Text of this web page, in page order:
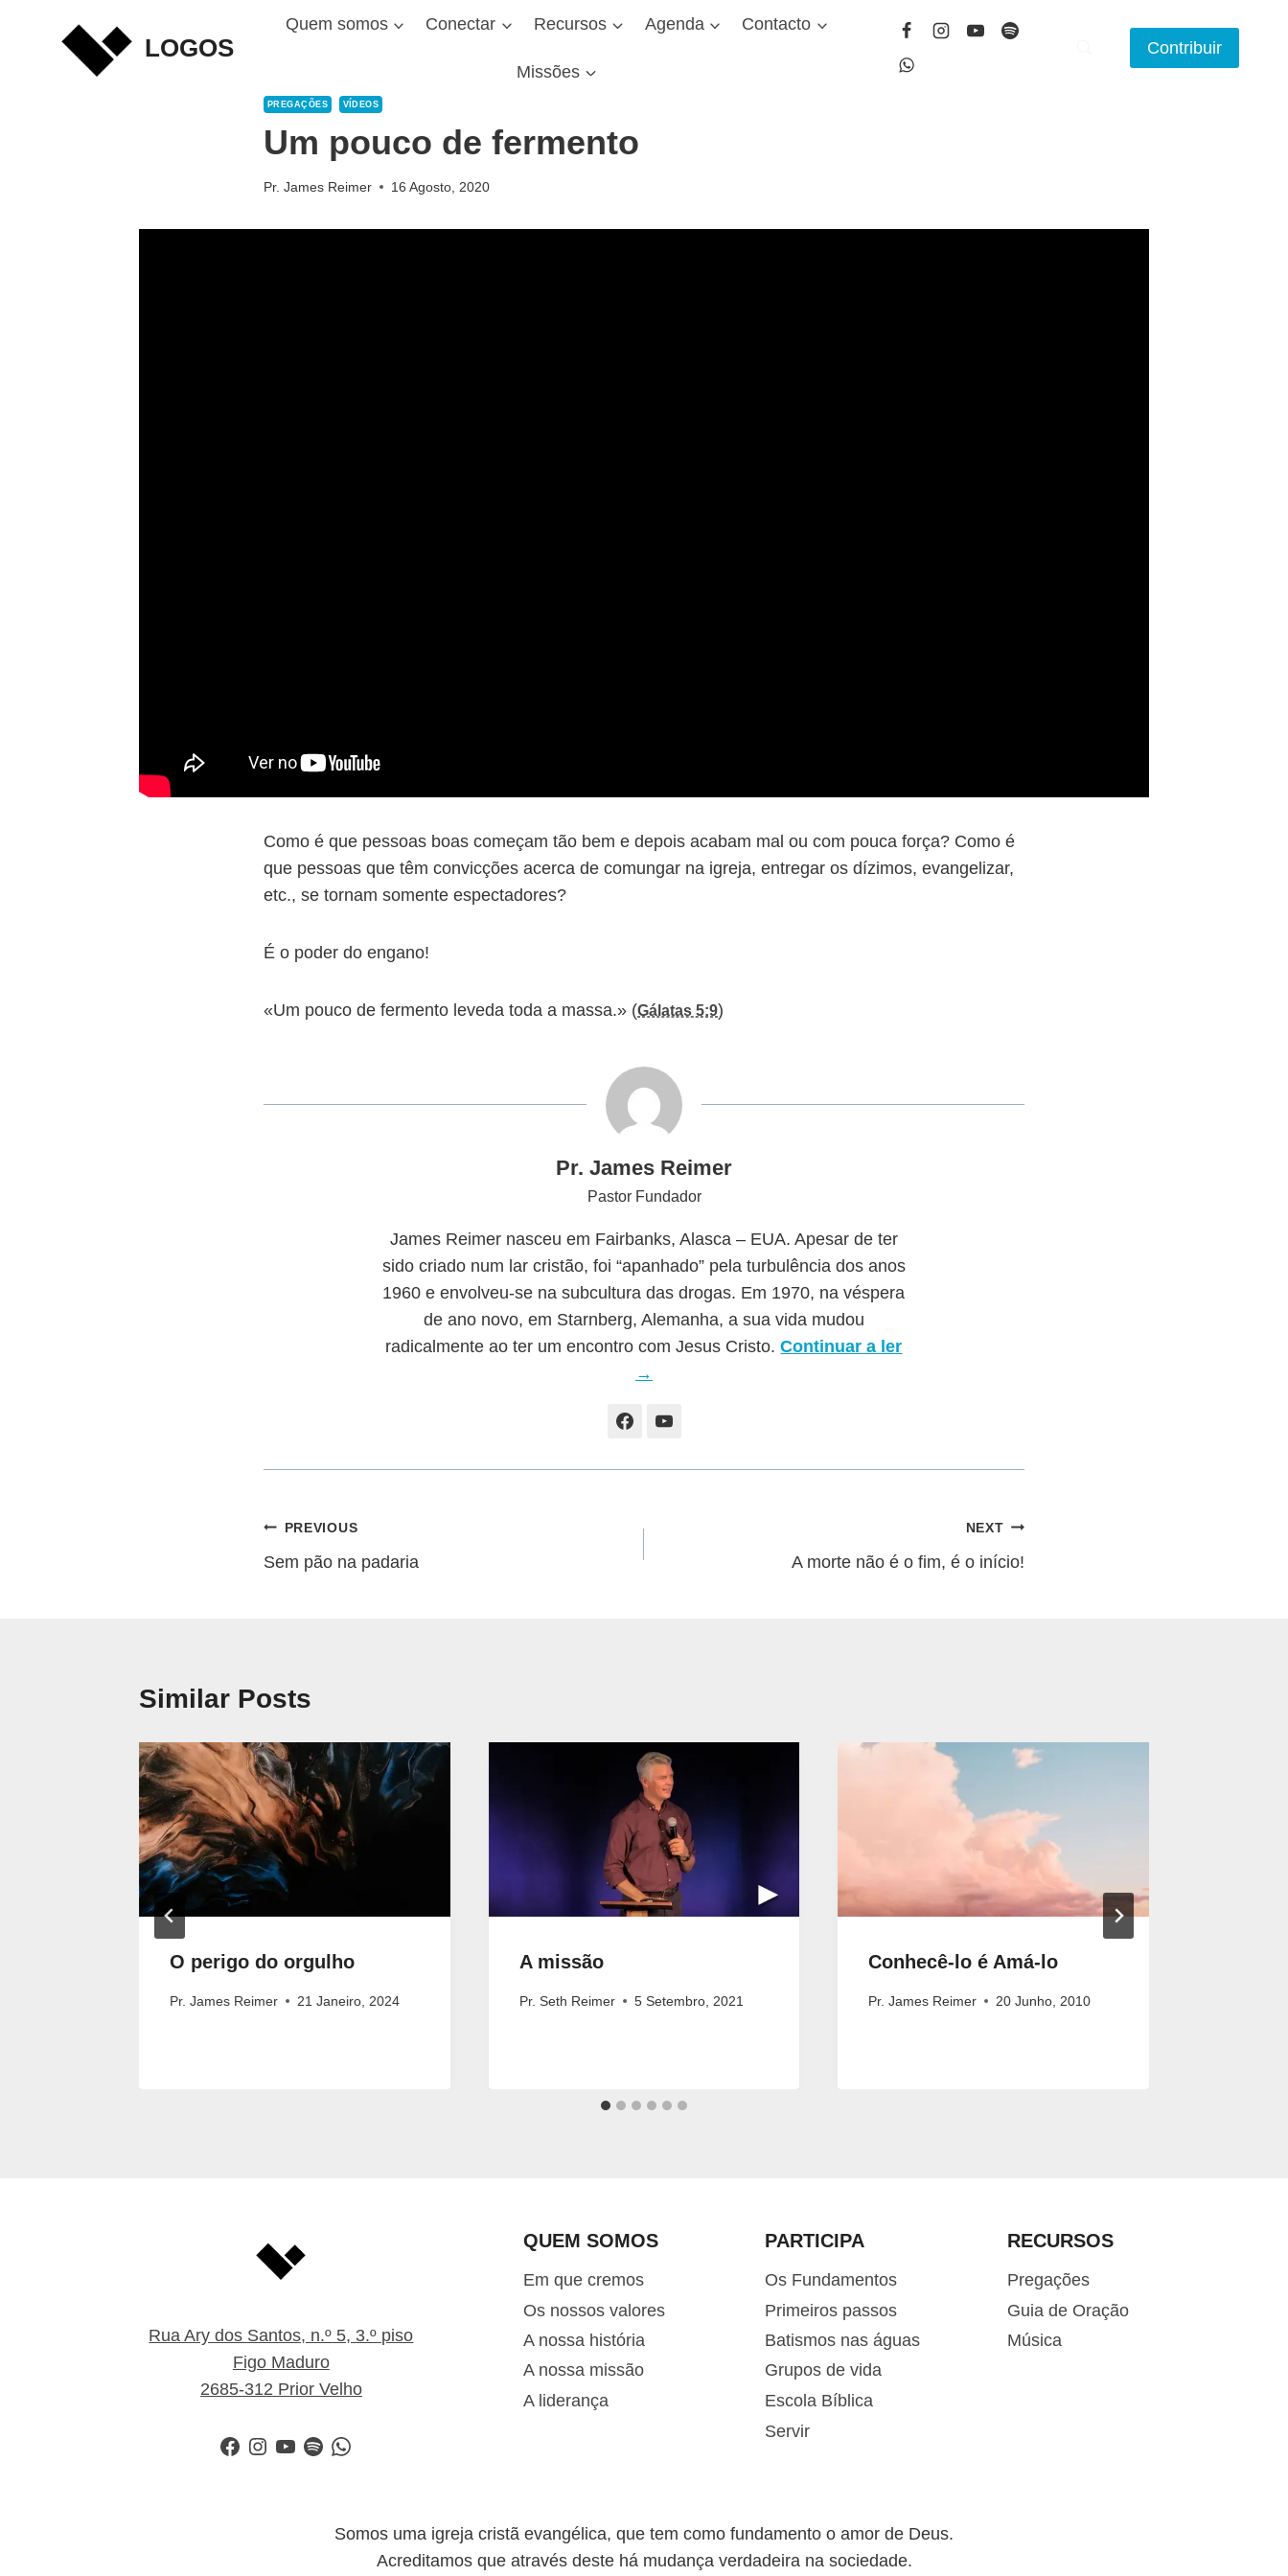
LOGOS
Quem somos Conectar Recursos Agenda Contacto
Missões
Contribuir
PREGAÇÕES VÍDEOS
Um pouco de fermento
Pr. James Reimer 16 Agosto, 2020
Como é que pessoas boas começam tão bem e depois acabam mal ou com pouca força? Como é
que pessoas que têm convicções acerca de comungar na igreja, entregar os dízimos, evangelizar,
etc., se tornam somente espectadores?
É o poder do engano!
«Um pouco de fermento leveda toda a massa.» (Gálatas 5:9)
Pr. James Reimer
Pastor Fundador
James Reimer nasceu em Fairbanks, Alasca – EUA. Apesar de ter
sido criado num lar cristão, foi “apanhado” pela turbulência dos anos
1960 e envolveu-se na subcultura das drogas. Em 1970, na véspera
de ano novo, em Starnberg, Alemanha, a sua vida mudou
radicalmente ao ter um encontro com Jesus Cristo.Continuar a ler
→
Navegação
de
PREVIOUS
Sem pão na padaria
NEXT
A morte não é o fim, é o início!
Similar Posts
O perigo do orgulho
Pr. James Reimer 21 Janeiro, 2024
A missão
Pr. Seth Reimer 5 Setembro, 2021
Conhecê-lo é Amá-lo
Pr. James Reimer 20 Junho, 2010
Rua Ary dos Santos, n.º 5, 3.º piso
Figo Maduro
2685-312 Prior Velho
Facebook
Instagram
YouTube
SpotifyWhatsApp
QUEM SOMOS
Em que cremos
Os nossos valores
A nossa história
A nossa missão
A liderança
PARTICIPA
Os Fundamentos
Primeiros passos
Batismos nas águas
Grupos de vida
Escola Bíblica
Servir
RECURSOS
Pregações
Guia de Oração
Música
Somos uma igreja cristã evangélica, que tem como fundamento o amor de Deus.
Acreditamos que através deste há mudança verdadeira na sociedade.